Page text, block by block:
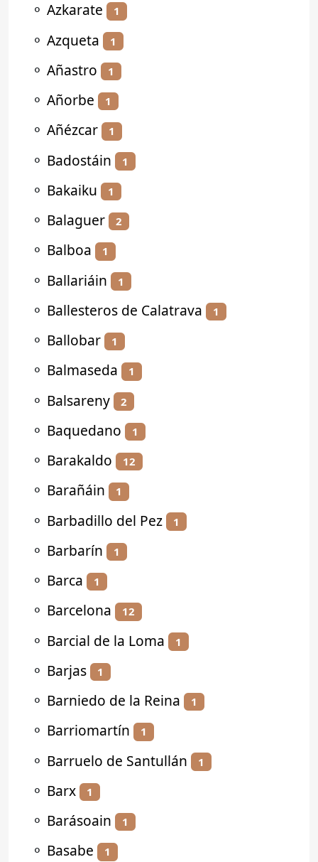
⚬ Azkarate 1
⚬ Azqueta 1
⚬ Añastro 1
⚬ Añorbe 1
⚬ Añézcar 1
⚬ Badostáin 1
⚬ Bakaiku 1
⚬ Balaguer 2
⚬ Balboa 1
⚬ Ballariáin 1
⚬ Ballesteros de Calatrava 1
⚬ Ballobar 1
⚬ Balmaseda 1
⚬ Balsareny 2
⚬ Baquedano 1
⚬ Barakaldo 12
⚬ Barañáin 1
⚬ Barbadillo del Pez 1
⚬ Barbarín 1
⚬ Barca 1
⚬ Barcelona 12
⚬ Barcial de la Loma 1
⚬ Barjas 1
⚬ Barniedo de la Reina 1
⚬ Barriomartín 1
⚬ Barruelo de Santullán 1
⚬ Barx 1
⚬ Barásoain 1
⚬ Basabe 1